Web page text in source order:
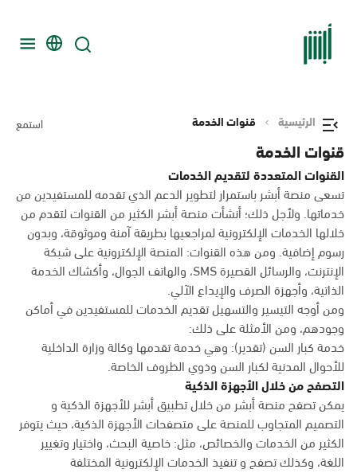
الرئيسية قنوات الخدمة استمع
قنوات الخدمة
القنوات المتعددة لتقديم الخدمات
تسعى منصة أبشر باستمرار لتطوير الدعم الذي تقدمه للمستفيدين من
خدماتها. ولأجل ذلك؛ أنشأت منصة أبشر الكثير من القنوات لتقدم من
خلالها الخدمات الإلكترونية لمراجعيها بطريقة آمنة وموثوقة، وبدون
رسوم إضافية. ومن هذه القنوات: المنصة الإلكترونية على شبكة
الإنترنت، والرسائل القصيرة SMS، والهاتف الجوال، وأكشاك الخدمة
الذاتية، وأجهزة الصرف والإيداع الآلي.
ومن أوجه التيسير والتسهيل تقديم الخدمات للمستفيدين في أماكن
وجودهم، ومن الأمثلة على ذلك:
خدمة كبار السن (تقدير): وهي خدمة تقدمها وكالة وزارة الداخلية
للأحوال المدنية لكبار السن وذوي الظروف الخاصة.
التصفح من خلال الأجهزة الذكية
يمكن تصفح منصة أبشر من خلال تطبيق أبشر للأجهزة الذكية و
التصميم المتجاوب للمنصة على متصفحات الأجهزة الذكية، حيث يتوفر
الكثير من الخدمات والخصائص، مثل: خاصية البحث، واختيار وتغيير
اللغة، وكذلك تصفح و تنفيذ الخدمات الإلكترونية المختلفة